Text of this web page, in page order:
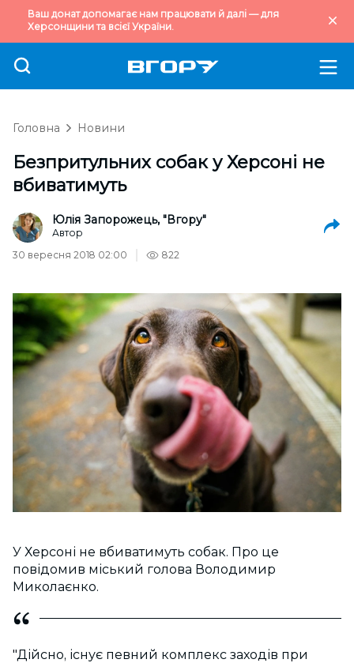
Ваш донат допомагає нам працювати й далі — для
Херсонщини та всієї України.
Головна Новини
Безпритульних собак у Херсоні не
вбиватимуть
Юлія Запорожець, "Вгору"
Автор
30 вересня 2018 02:00
822
У Херсоні не вбиватимуть собак. Про це
повідомив міський голова Володимир
Миколаєнко.
"Дійсно, існує певний комплекс заходів при